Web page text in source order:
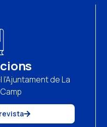
l'Ajuntament de La